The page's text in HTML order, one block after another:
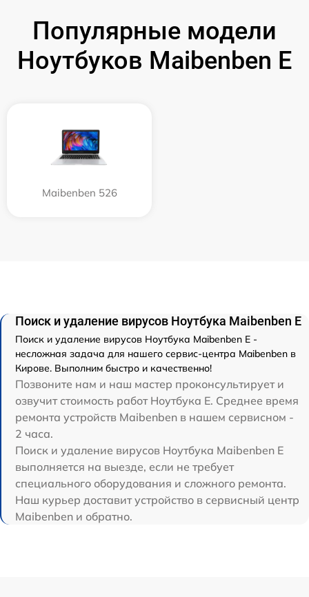
Популярные модели
Ноутбуков Maibenben E
Maibenben 526
Поиск и удаление вирусов Ноутбука Maibenben E
Поиск и удаление вирусов Ноутбука Maibenben E -
несложная задача для нашего сервис-центра Maibenben в
Кирове. Выполним быстро и качественно!
Позвоните нам и наш мастер проконсультирует и
озвучит стоимость работ Ноутбука E. Среднее время
ремонта устройств Maibenben в нашем сервисном -
2 часа.
Поиск и удаление вирусов Ноутбука Maibenben E
выполняется на выезде, если не требует
специального оборудования и сложного ремонта.
Наш курьер доставит устройство в сервисный центр
Maibenben и обратно.